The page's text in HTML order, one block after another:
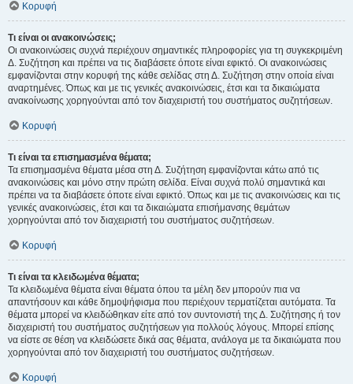
Κορυφή
Τι είναι οι ανακοινώσεις;
Οι ανακοινώσεις συχνά περιέχουν σημαντικές πληροφορίες για τη συγκεκριμένη
Δ. Συζήτηση και πρέπει να τις διαβάσετε όποτε είναι εφικτό. Οι ανακοινώσεις
εμφανίζονται στην κορυφή της κάθε σελίδας στη Δ. Συζήτηση στην οποία είναι
αναρτημένες. Όπως και με τις γενικές ανακοινώσεις, έτσι και τα δικαιώματα
ανακοίνωσης χορηγούνται από τον διαχειριστή του συστήματος συζητήσεων.
Κορυφή
Τι είναι τα επισημασμένα θέματα;
Τα επισημασμένα θέματα μέσα στη Δ. Συζήτηση εμφανίζονται κάτω από τις
ανακοινώσεις και μόνο στην πρώτη σελίδα. Είναι συχνά πολύ σημαντικά και
πρέπει να τα διαβάσετε όποτε είναι εφικτό. Όπως και με τις ανακοινώσεις και τις
γενικές ανακοινώσεις, έτσι και τα δικαιώματα επισήμανσης θεμάτων
χορηγούνται από τον διαχειριστή του συστήματος συζητήσεων.
Κορυφή
Τι είναι τα κλειδωμένα θέματα;
Τα κλειδωμένα θέματα είναι θέματα όπου τα μέλη δεν μπορούν πια να
απαντήσουν και κάθε δημοψήφισμα που περιέχουν τερματίζεται αυτόματα. Τα
θέματα μπορεί να κλειδώθηκαν είτε από τον συντονιστή της Δ. Συζήτησης ή τον
διαχειριστή του συστήματος συζητήσεων για πολλούς λόγους. Μπορεί επίσης
να είστε σε θέση να κλειδώσετε δικά σας θέματα, ανάλογα με τα δικαιώματα που
χορηγούνται από τον διαχειριστή του συστήματος συζητήσεων.
Κορυφή